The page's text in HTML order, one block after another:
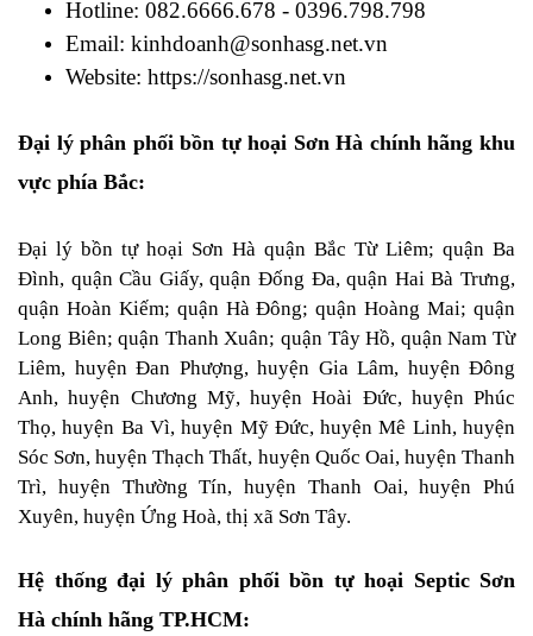
Hotline: 082.6666.678 - 0396.798.798
Email: kinhdoanh@sonhasg.net.vn
Website: https://sonhasg.net.vn
Đại lý phân phối bồn tự hoại Sơn Hà chính hãng khu
vực phía Bắc:
Đại lý bồn tự hoại Sơn Hà quận Bắc Từ Liêm; quận Ba
Đình, quận Cầu Giấy, quận Đống Đa, quận Hai Bà Trưng,
quận Hoàn Kiếm; quận Hà Đông; quận Hoàng Mai; quận
Long Biên; quận Thanh Xuân; quận Tây Hồ, quận Nam Từ
Liêm, huyện Đan Phượng, huyện Gia Lâm, huyện Đông
Anh, huyện Chương Mỹ, huyện Hoài Đức, huyện Phúc
Thọ, huyện Ba Vì, huyện Mỹ Đức, huyện Mê Linh, huyện
Sóc Sơn, huyện Thạch Thất, huyện Quốc Oai, huyện Thanh
Trì, huyện Thường Tín, huyện Thanh Oai, huyện Phú
Xuyên, huyện Ứng Hoà, thị xã Sơn Tây.
Hệ thống đại lý phân phối bồn tự hoại Septic Sơn
Hà chính hãng TP.HCM: